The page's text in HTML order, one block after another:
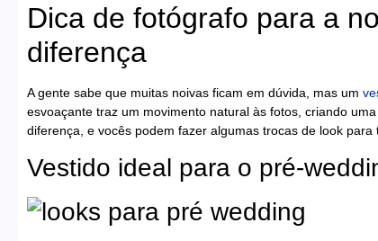
Dica de fotógrafo para a
diferença
A gente sabe que muitas noivas ficam em dúvida, mas um
esvoaçante traz um movimento natural às fotos, criando
diferença, e vocês podem fazer algumas trocas de look para
Vestido ideal para o pré-